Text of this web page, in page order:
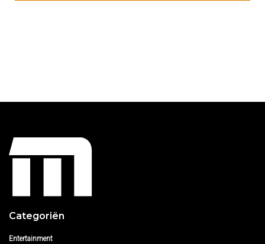
Categoriën
Entertainment